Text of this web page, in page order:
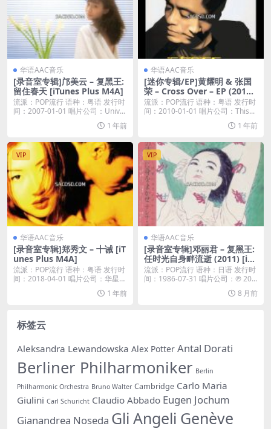
华语AAC音乐
[录音室专辑]邝美云 – 复黑王:
留住春天 [iTunes Plus M4A]
流派：POP流行 语种：粤语 发行时
间：2007-01-01 唱片公司：Univ...
1 年前
华语AAC音乐
[迷你专辑/EP]黄耀明 & 张国
荣 – Cross Over – EP (2010)
[iTunes Plus M4A]
流派：POP流行 语种：粤语 发行时
间：2010-01-01 唱片公司：This...
1 年前
VIP
华语AAC音乐
[录音室专辑]郑秀文 – 十诫 [iT
unes Plus M4A]
流派：POP流行 语种：粤语 发行时
间：2018-04-01 唱片公司：华星唱
1 年前
VIP
华语AAC音乐
[录音室专辑]邓丽君 – 复黑王:
任时光自身畔流逝 (2011) [iTu
nes Plus M4A]
流派：POP流行 语种：日语 发行时
间：1986-07-31 唱片公司：℗ 20...
8 月前
标签云
Aleksandra Lewandowska Alex Potter Antal Dorati
Berliner Philharmoniker Berlin
Philharmonic Orchestra Bruno Walter Cambridge Carlo Maria
Giulini Carl Schuricht Claudio Abbado Eugen Jochum
Gianandrea Noseda Gli Angeli Genève